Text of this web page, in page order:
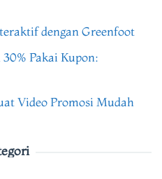
dengan Greenfoot
Pakai Kupon:
Video Promosi Mudah